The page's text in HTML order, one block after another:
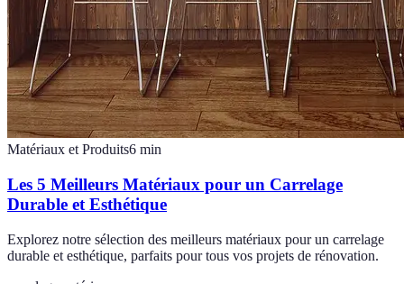
Matériaux et Produits6 min
Les 5 Meilleurs Matériaux pour un Carrelage
Durable et Esthétique
Explorez notre sélection des meilleurs matériaux pour un carrelage
durable et esthétique, parfaits pour tous vos projets de rénovation.